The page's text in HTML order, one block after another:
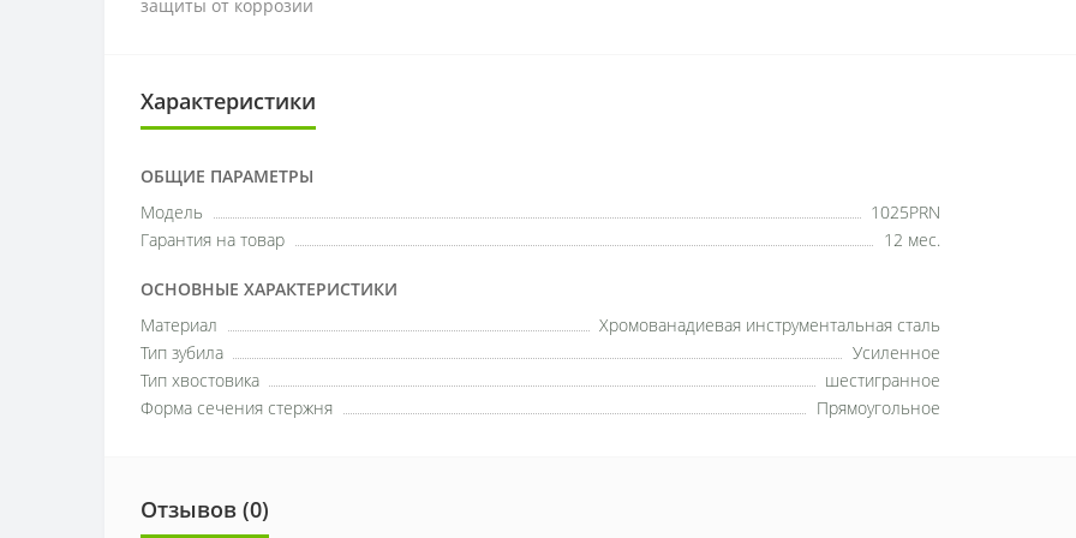
защиты от коррозии
Характеристики
ОБЩИЕ ПАРАМЕТРЫ
Модель
1025PRN
Гарантия на товар
12 мес.
ОСНОВНЫЕ ХАРАКТЕРИСТИКИ
Материал
Хромованадиевая инструментальная сталь
Тип зубила
Усиленное
Тип хвостовика
шестигранное
Форма сечения стержня
Прямоугольное
Отзывов (0)